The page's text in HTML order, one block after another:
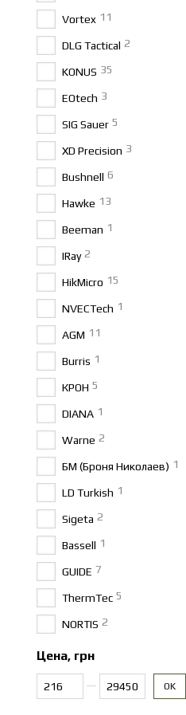
Vortex 11
DLG Tactical 2
KONUS 35
EOtech 3
SIG Sauer 5
XD Precision 3
Bushnell 6
Hawke 13
Beeman 1
IRay 2
HikMicro 15
NVECTech 1
AGM 11
Burris 1
КРОН 5
DIANA 1
Warne 2
БМ (Броня Николаев) 1
LD Turkish 1
Sigeta 2
Bassell 1
GUIDE 7
ThermTec 5
NORTIS 2
Цена, грн
OK